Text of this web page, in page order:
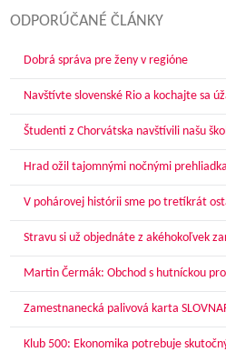
ODPORÚČANÉ ČLÁNKY
Dobrá správa pre ženy v regióne
Navštívte slovenské Rio a kochajte sa
Študenti z Chorvátska navštívili našu
Hrad ožil tajomnými nočnými
V pohárovej histórii sme po tretíkrát
Stravu si už objednáte z akéhokoľvek
Martin Čermák: Obchod s hutníckou
Zamestnanecká palivová karta
Klub 500: Ekonomika potrebuje